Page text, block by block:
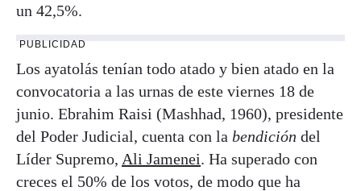
un 42,5%.
PUBLICIDAD
Los ayatolás tenían todo atado y bien atado en la
convocatoria a las urnas de este viernes 18 de
junio. Ebrahim Raisi (Mashhad, 1960), presidente
del Poder Judicial, cuenta con la bendición del
Líder Supremo, Ali Jamenei. Ha superado con
creces el 50% de los votos, de modo que ha